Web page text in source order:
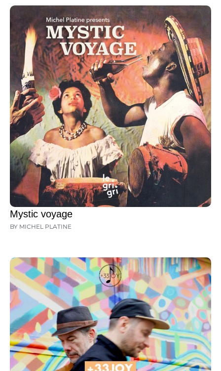
Mystic voyage
BY MICHEL PLATINE
PagePagePagePagePage Page